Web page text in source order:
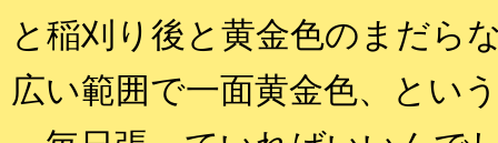
と稲刈り後と黄金色のまだら
広い範囲で一面黄金色、とい